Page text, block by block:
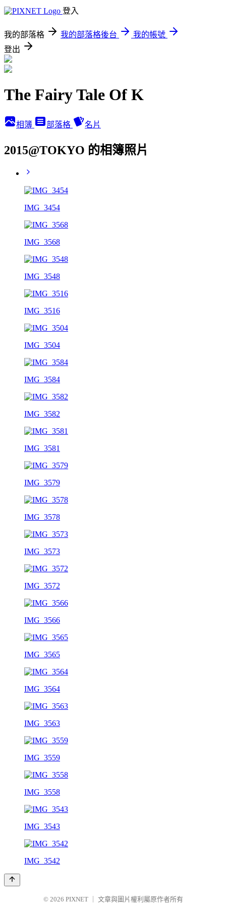
登入
我的部落格 我的部落格後台
我的帳號
登出
The Fairy Tale Of K
相簿 部落格 名片
2015@TOKYO 的相簿照片
IMG_3454
IMG_3568
IMG_3548
IMG_3516
IMG_3504
IMG_3584
IMG_3582
IMG_3581
IMG_3579
IMG_3578
IMG_3573
IMG_3572
IMG_3566
IMG_3565
IMG_3564
IMG_3563
IMG_3559
IMG_3558
IMG_3543
IMG_3542
© 2026 PIXNET
文章與圖片權利屬原作者所有